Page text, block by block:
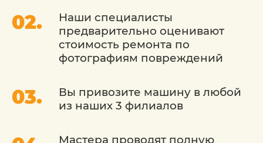
вашему ТС не требуются.
ИННОВАЦИОННАЯ УСЛУГА
ХУНДАЙ
Хендай – услуга, которая позволит
Наши специалисты
предварительно оценивают
стоимость ремонта по
фотографиям повреждений
Вы привозите машину в любой
из наших 3 филиалов
Мастера проводят полную